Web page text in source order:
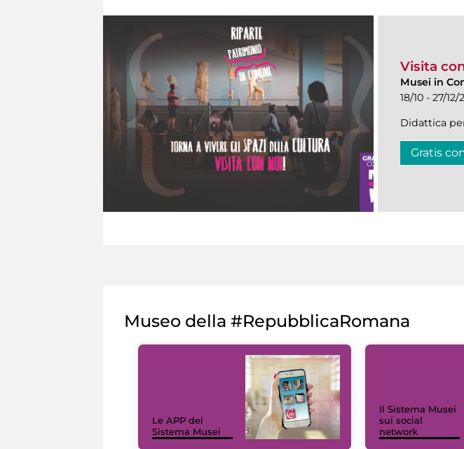
Visita
Musei in
18/10 - 27/12/
Didattica
Gratis
Museo della #RepubblicaRomana
Le APP del
Sistema Musei
Il Sistema Musei
sui social
network